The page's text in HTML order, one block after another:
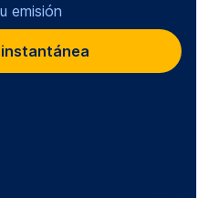
emisión